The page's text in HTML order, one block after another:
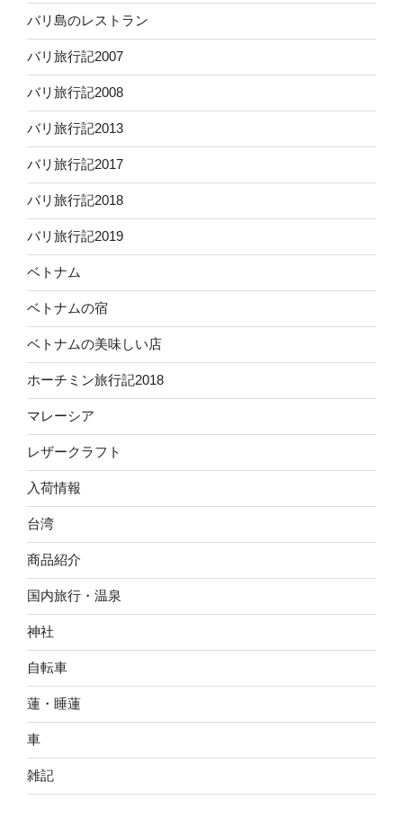
バリ島のレストラン
バリ旅行記2007
バリ旅行記2008
バリ旅行記2013
バリ旅行記2017
バリ旅行記2018
バリ旅行記2019
ベトナム
ベトナムの宿
ベトナムの美味しい店
ホーチミン旅行記2018
マレーシア
レザークラフト
入荷情報
台湾
商品紹介
国内旅行・温泉
神社
自転車
蓮・睡蓮
車
雑記